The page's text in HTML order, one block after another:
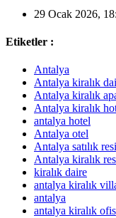
29 Ocak 2026,
Etiketler :
Antalya
Antalya kiralık
Antalya kiralık
Antalya kiralık
antalya hotel
Antalya otel
Antalya satılık
Antalya kiralık
kiralık daire
antalya kiralık
antalya
antalya kiralık ofis